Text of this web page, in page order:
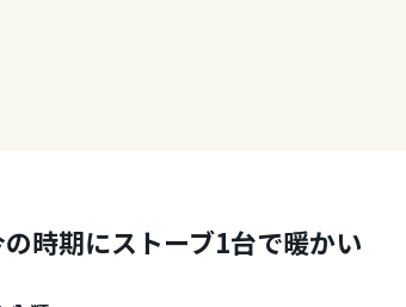
時期にストーブ1台で暖かい